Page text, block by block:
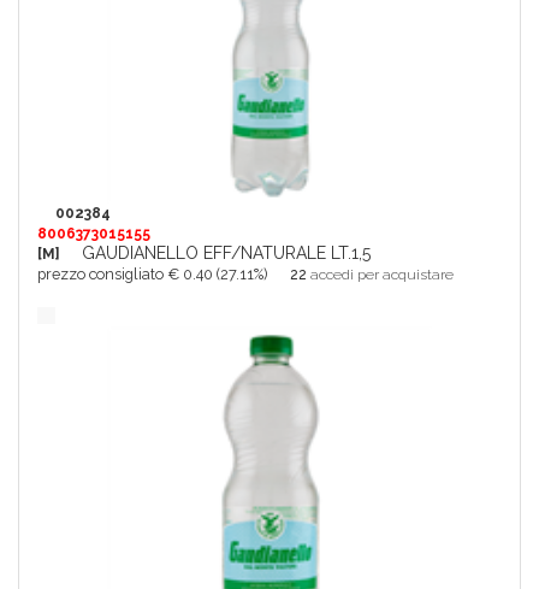
002384
8006373015155
[M]
GAUDIANELLO EFF/NATURALE LT.1,5
prezzo consigliato € 0.40 (27.11%) 22 accedi per acquistare